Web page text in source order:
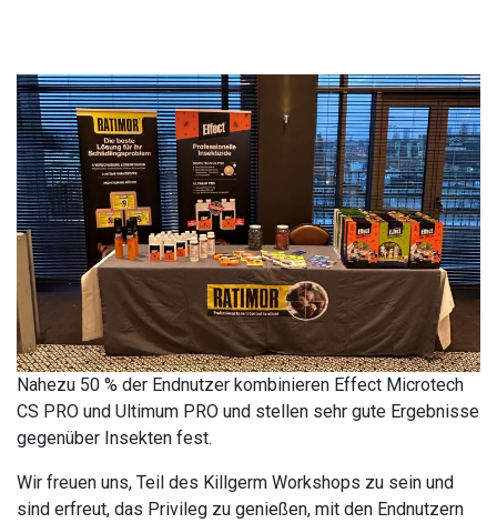
Nahezu 50 % der Endnutzer kombinieren Effect Microtech
CS PRO und Ultimum PRO und stellen sehr gute Ergebnisse
gegenüber Insekten fest.
Wir freuen uns, Teil des Killgerm Workshops zu sein und
sind erfreut, das Privileg zu genießen, mit den Endnutzern